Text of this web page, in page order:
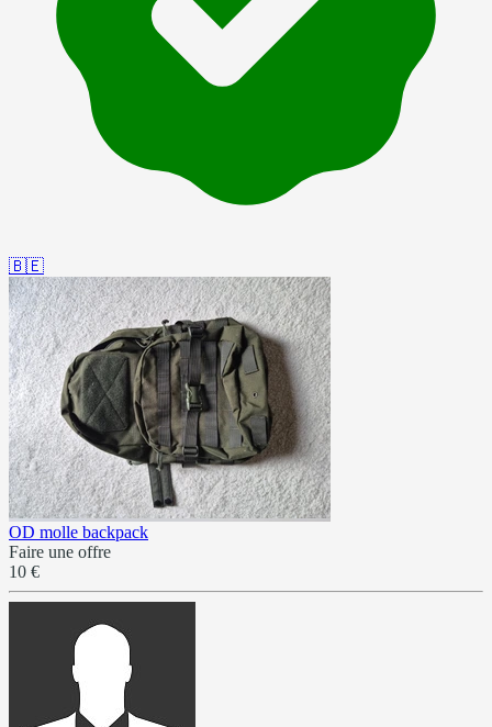
🇧🇪
OD molle backpack
Faire une offre
10 €